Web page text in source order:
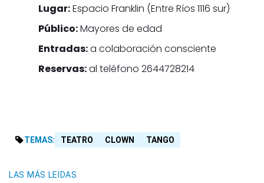
Lugar:Espacio Franklin (Entre Ríos 1116 sur)
Público:Mayores de edad
Entradas:a colaboración consciente
Reservas:al teléfono 2644728214
TEMAS: TEATRO CLOWN TANGO
LAS MÁS LEIDAS